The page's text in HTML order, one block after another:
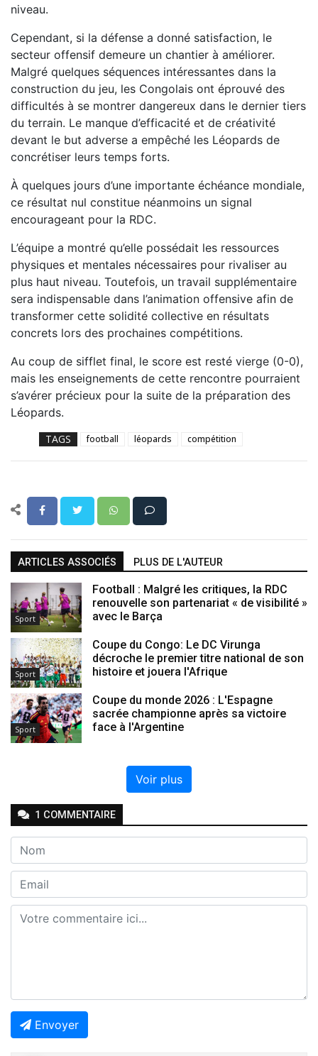
niveau.
Cependant, si la défense a donné satisfaction, le
secteur offensif demeure un chantier à améliorer.
Malgré quelques séquences intéressantes dans la
construction du jeu, les Congolais ont éprouvé des
difficultés à se montrer dangereux dans le dernier tiers
du terrain. Le manque d’efficacité et de créativité
devant le but adverse a empêché les Léopards de
concrétiser leurs temps forts.
À quelques jours d’une importante échéance mondiale,
ce résultat nul constitue néanmoins un signal
encourageant pour la RDC.
L’équipe a montré qu’elle possédait les ressources
physiques et mentales nécessaires pour rivaliser au
plus haut niveau. Toutefois, un travail supplémentaire
sera indispensable dans l’animation offensive afin de
transformer cette solidité collective en résultats
concrets lors des prochaines compétitions.
Au coup de sifflet final, le score est resté vierge (0-0),
mais les enseignements de cette rencontre pourraient
s’avérer précieux pour la suite de la préparation des
Léopards.
TAGS football léopards compétition
ARTICLES ASSOCIÉS PLUS DE L'AUTEUR
Sport
Football : Malgré les critiques, la RDC
renouvelle son partenariat « de visibilité »
avec le Barça
Sport
Coupe du Congo: Le DC Virunga
décroche le premier titre national de son
histoire et jouera l'Afrique
Sport
Coupe du monde 2026 : L'Espagne
sacrée championne après sa victoire
face à l'Argentine
Voir plus
1 COMMENTAIRE
Envoyer